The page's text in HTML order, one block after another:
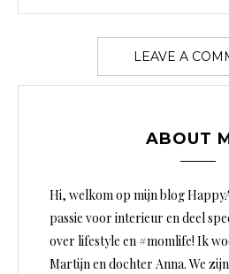
ABOUT
Hi, welkom op mijn blog
passie voor interieur en deel
over lifestyle en #momlife! Ik
Martijn en dochter Anna. We